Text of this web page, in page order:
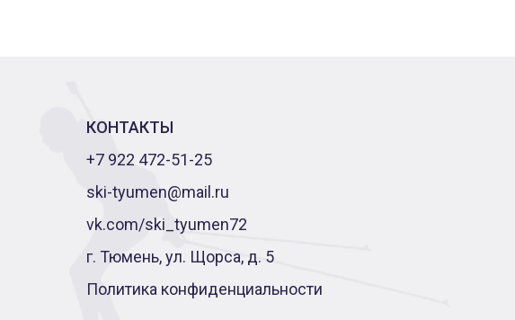
КОНТАКТЫ
+7 922 472-51-25
ski-tyumen@mail.ru
vk.com/ski_tyumen72
г. Тюмень, ул. Щорса, д. 5
Политика конфиденциальности